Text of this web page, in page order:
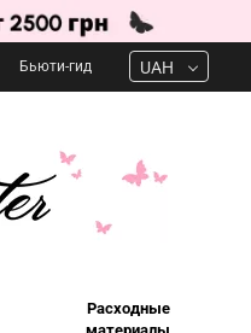
Бьюти-гид UAH
Расходные